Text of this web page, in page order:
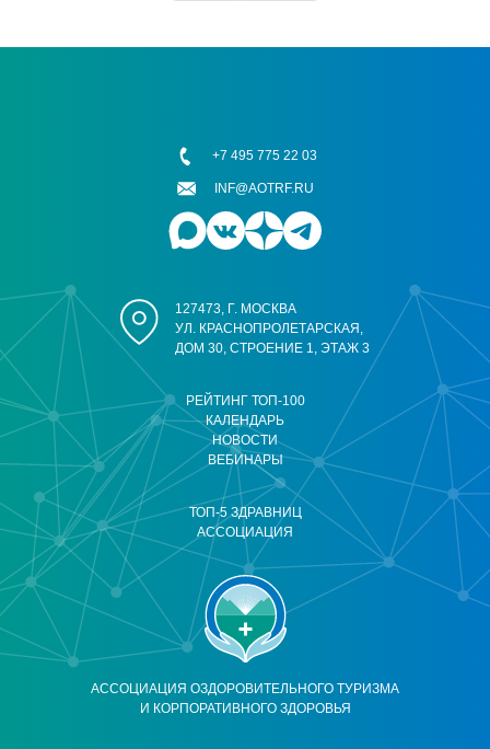
АССОЦИАЦИЯ ОЗДОРОВИТЕЛЬНОГО ТУРИЗМА
И КОРПОРАТИВНОГО ЗДОРОВЬЯ
РЕЙТИНГ ТОП-100
КАЛЕНДАРЬ
НОВОСТИ
ВЕБИНАРЫ
ТОП-5 ЗДРАВНИЦ
АССОЦИАЦИЯ
127473, Г. МОСКВА
УЛ. КРАСНОПРОЛЕТАРСКАЯ,
ДОМ 30, СТРОЕНИЕ 1, ЭТАЖ 3
+7 495 775 22 03
INF@AOTRF.RU